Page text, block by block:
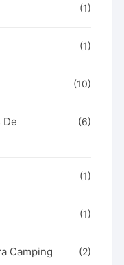
(1)
(1)
(10)
De
(6)
(1)
(1)
Camping (2)